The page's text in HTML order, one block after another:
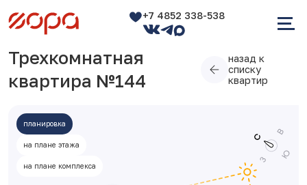
+7 4852 338-538
Трехкомнатная
квартира №144
назад к
списку
квартир
планировка
на плане этажа
на плане комплекса